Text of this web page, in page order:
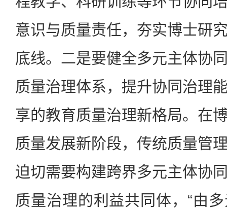
意识与质量责任，夯实博士研
底线。二是要健全多元主体协
质量治理体系，提升协同治理
享的教育质量治理新格局。在
质量发展新阶段，传统质量管
迫切需要构建跨界多元主体协
质量治理的利益共同体，“由